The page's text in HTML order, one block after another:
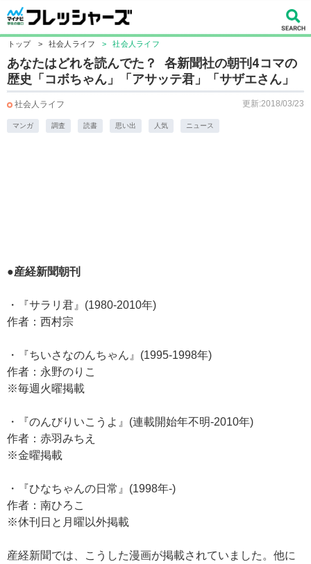
トップ > 社会人ライフ > 社会人ライフ
あなたはどれを読んでた？ 各新聞社の朝刊4コマの
歴史「コボちゃん」「アサッテ君」「サザエさん」
社会人ライフ 更新:2018/03/23
マンガ 調査 読書 思い出 人気 ニュース
●産経新聞朝刊
・『サラリ君』(1980-2010年)
作者：西村宗
・『ちいさなのんちゃん』(1995-1998年)
作者：永野のりこ
※毎週火曜掲載
・『のんびりいこうよ』(連載開始年不明-2010年)
作者：赤羽みちえ
※金曜掲載
・『ひなちゃんの日常』(1998年-)
作者：南ひろこ
※休刊日と月曜以外掲載
産経新聞では、こうした漫画が掲載されていました。他に